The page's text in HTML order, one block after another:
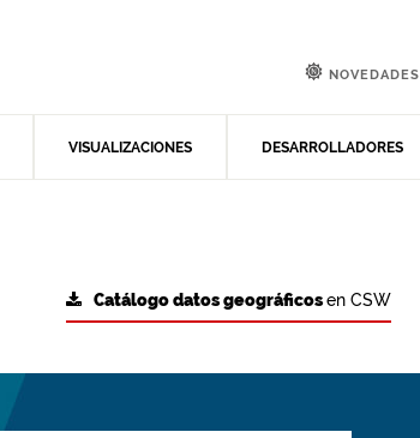
VISUALIZACIONES DESARROLLADORES
NOVEDADES
Catálogo datos geográficosen CSW